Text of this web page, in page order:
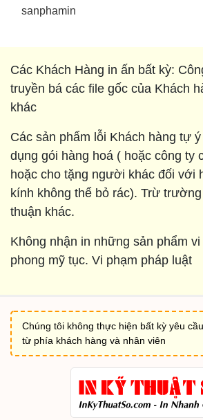
sanphamin
Các Khách Hàng in ấn bất kỳ:
truyền bá các file gốc của Khách
khác
Các sản phẩm lỗi Khách hàng tự
dụng gói hàng hoá ( hoặc công ty
hoặc cho tặng người khác đối với
kính không thể bỏ rác). Trừ
thuận khác.
Không nhận in những sản phẩm
phong mỹ tục. Vi phạm pháp luật
Chúng tôi không thực hiện bất kỳ yêu
từ phía khách hàng và nhân viên